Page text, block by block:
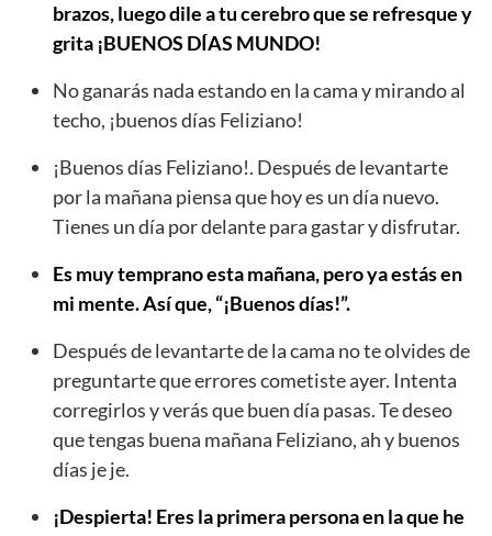
brazos, luego dile a tu cerebro que se refresque y
grita ¡BUENOS DÍAS MUNDO!
No ganarás nada estando en la cama y mirando al
techo, ¡buenos días Feliziano!
¡Buenos días Feliziano!. Después de levantarte
por la mañana piensa que hoy es un día nuevo.
Tienes un día por delante para gastar y disfrutar.
Es muy temprano esta mañana, pero ya estás en
mi mente. Así que, “¡Buenos días!”.
Después de levantarte de la cama no te olvides de
preguntarte que errores cometiste ayer. Intenta
corregirlos y verás que buen día pasas. Te deseo
que tengas buena mañana Feliziano, ah y buenos
días je je.
¡Despierta! Eres la primera persona en la que he